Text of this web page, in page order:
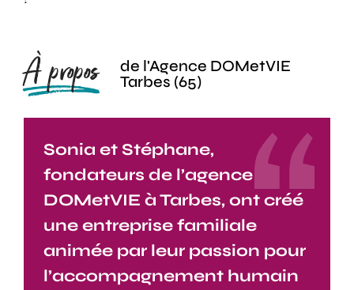
À propos
de l'Agence DOMetVIE
Tarbes (65)
Sonia et Stéphane,
fondateurs de l’agence
DOMetVIE à Tarbes, ont créé
une entreprise familiale
animée par leur passion pour
l’accompagnement humain